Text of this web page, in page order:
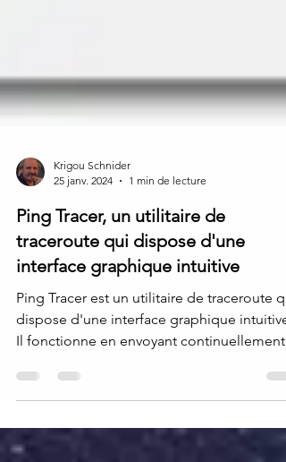
25 janv. 2024
1 min de lecture
Ping Tracer, un utilitaire de
traceroute qui dispose d'une
interface graphique intuitive
Ping Tracer est un utilitaire de traceroute
dispose d'une interface graphique intuitive.
Il fonctionne en envoyant